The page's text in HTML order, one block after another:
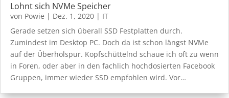
Lohnt sich NVMe Speicher
von Powie | Dez. 1, 2020 | IT
Gerade setzen sich überall SSD Festplatten durch.
Zumindest im Desktop PC. Doch da ist schon längst NVMe
auf der Überholspur. Kopfschüttelnd schaue ich oft zu wenn
in Foren, oder aber in den fachlich hochdosierten Facebook
Gruppen, immer wieder SSD empfohlen wird. Vor…